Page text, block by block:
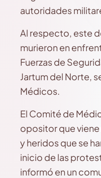
autoridades
Al respecto, este
murieron en
Fuerzas de
Jartum del Norte,
Médicos.
El Comité de
opositor que
y heridos que se
inicio de las
informó en un